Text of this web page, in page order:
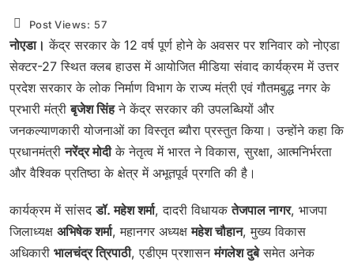
Post Views: 57
नोएडा। केंद्र सरकार के 12 वर्ष पूर्ण होने के अवसर पर शनिवार को नोएडा
सेक्टर-27 स्थित क्लब हाउस में आयोजित मीडिया संवाद कार्यक्रम में उत्तर
प्रदेश सरकार के लोक निर्माण विभाग के राज्य मंत्री एवं गौतमबुद्ध नगर के
प्रभारी मंत्रीबृजेश सिंहने केंद्र सरकार की उपलब्धियों और
जनकल्याणकारी योजनाओं का विस्तृत ब्यौरा प्रस्तुत किया। उन्होंने कहा कि
प्रधानमंत्रीनरेंद्र मोदीके नेतृत्व में भारत ने विकास, सुरक्षा, आत्मनिर्भरता
और वैश्विक प्रतिष्ठा के क्षेत्र में अभूतपूर्व प्रगति की है।
कार्यक्रम में सांसदडॉ. महेश शर्मा, दादरी विधायकतेजपाल नागर, भाजपा
जिलाध्यक्ष अभिषेक शर्मा, महानगर अध्यक्षमहेश चौहान, मुख्य विकास
अधिकारी भालचंद्र त्रिपाठी, एडीएम प्रशासनमंगलेश दुबेसमेत अनेक